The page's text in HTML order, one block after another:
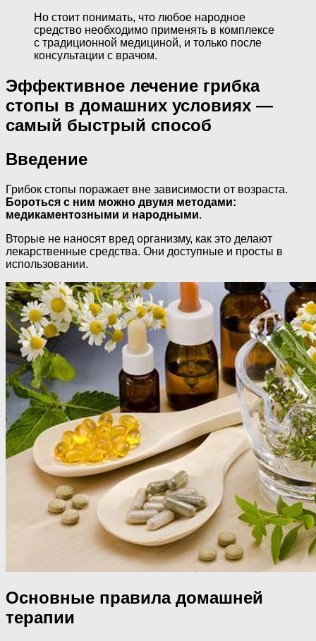
Но стоит понимать, что любое народное
средство необходимо применять в комплексе
с традиционной медициной, и только после
консультации с врачом.
Эффективное лечение грибка
стопы в домашних условиях —
самый быстрый способ
Введение
Грибок стопы поражает вне зависимости от возраста.
Бороться с ним можно двумя методами:
медикаментозными и народными.
Вторые не наносят вред организму, как это делают
лекарственные средства. Они доступные и просты в
использовании.
Основные правила домашней
терапии